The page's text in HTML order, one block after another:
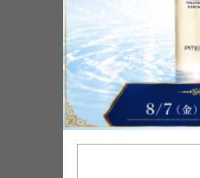
12%
OFF